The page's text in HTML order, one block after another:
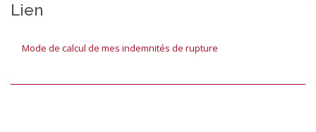
Lien
Mode de calcul de mes indemnités de rupture